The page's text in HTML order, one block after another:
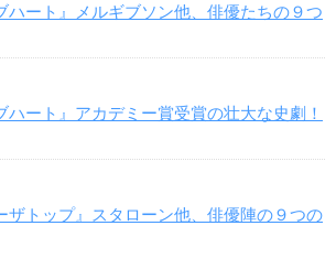
ハート』メルギブソン他、俳優たちの９つ
ハート』アカデミー賞受賞の壮大な史劇！
ザトップ』スタローン他、俳優陣の９つの